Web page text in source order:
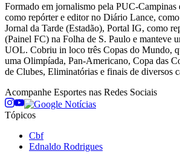
Formado em jornalismo pela PUC-Campinas
como repórter e editor no Diário Lance,
Jornal da Tarde (Estadão), Portal IG, como
(Painel FC) na Folha de S. Paulo e manteve
UOL. Cobriu in loco três Copas do Mundo,
uma Olimpíada, Pan-Americano, Copa das
de Clubes, Eliminatórias e finais de diversos
Acompanhe Esportes nas Redes Sociais
Tópicos
Cbf
Ednaldo Rodrigues